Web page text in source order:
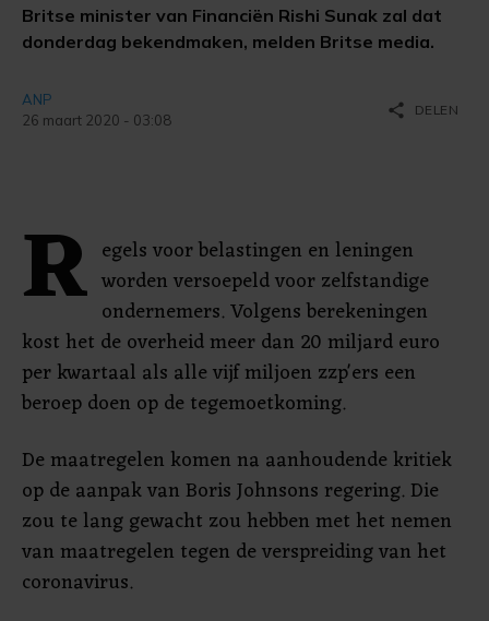
Britse minister van Financiën Rishi Sunak zal dat
donderdag bekendmaken, melden Britse media.
ANP
26 maart 2020 - 03:08
share DELEN
R egels voor belastingen en leningen
worden versoepeld voor zelfstandige
ondernemers. Volgens berekeningen
kost het de overheid meer dan 20 miljard euro
per kwartaal als alle vijf miljoen zzp'ers een
beroep doen op de tegemoetkoming.
De maatregelen komen na aanhoudende kritiek
op de aanpak van Boris Johnsons regering. Die
zou te lang gewacht zou hebben met het nemen
van maatregelen tegen de verspreiding van het
coronavirus.